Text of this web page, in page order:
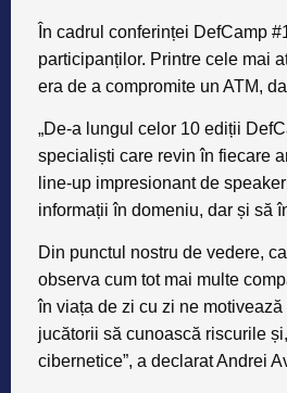
În cadrul conferinței DefCamp
participanților. Printre cele mai
era de a compromite un ATM,
„De-a lungul celor 10 ediții
specialiști care revin în fiecare
line-up impresionant de
informații în domeniu, dar și să
Din punctul nostru de vedere,
observa cum tot mai multe
în viața de zi cu zi ne
jucătorii să cunoască riscurile
cibernetice”, a declarat Andrei